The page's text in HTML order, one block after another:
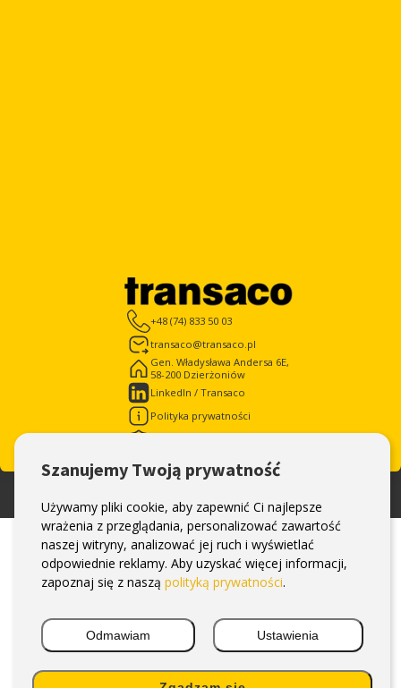
+48 (74) 833 50 03
transaco@transaco.pl
Gen. Władysława Andersa 6E,
58-200 Dzierżoniów
LinkedIn / Transaco
Polityka prywatności
NetSwifter
Szanujemy Twoją prywatność
Używamy pliki cookie, aby zapewnić Ci najlepsze
wrażenia z przeglądania, personalizować zawartość
naszej witryny, analizować jej ruch i wyświetlać
odpowiednie reklamy. Aby uzyskać więcej informacji,
zapoznaj się z naszą polityką prywatności.
Ustawienia
Odmawiam